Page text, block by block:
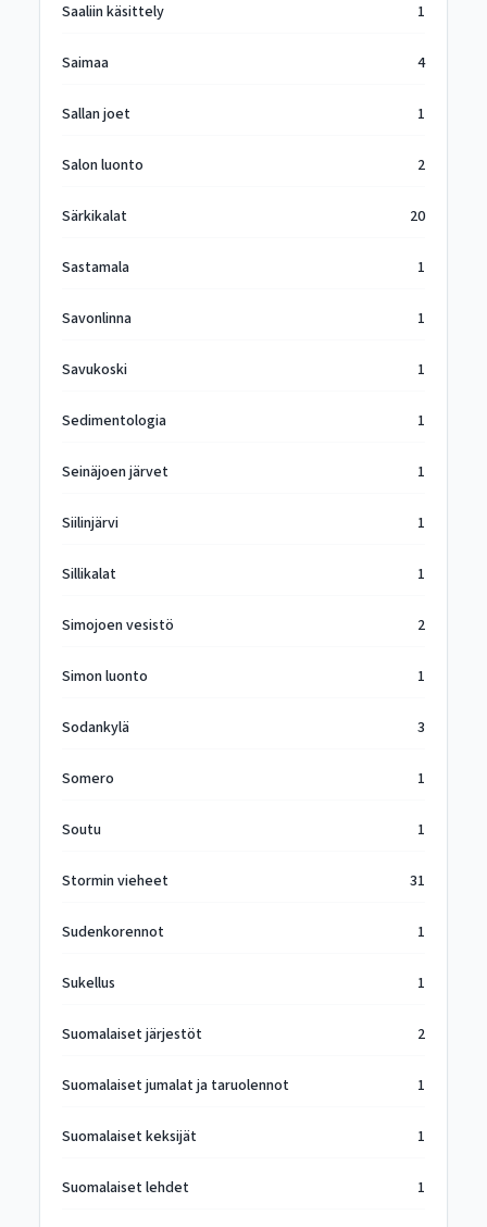
Saaliin käsittely 1
Saimaa 4
Sallan joet 1
Salon luonto 2
Särkikalat 20
Sastamala 1
Savonlinna 1
Savukoski 1
Sedimentologia 1
Seinäjoen järvet 1
Siilinjärvi 1
Sillikalat 1
Simojoen vesistö 2
Simon luonto 1
Sodankylä 3
Somero 1
Soutu 1
Stormin vieheet 31
Sudenkorennot 1
Sukellus 1
Suomalaiset järjestöt 2
Suomalaiset jumalat ja taruolennot 1
Suomalaiset keksijät 1
Suomalaiset lehdet 1